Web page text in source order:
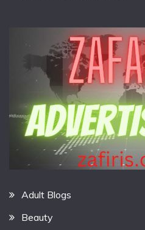
Adult Blogs
Beauty